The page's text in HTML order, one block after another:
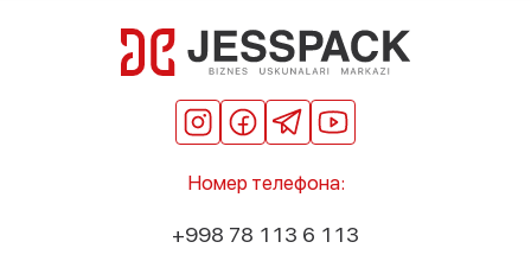
Номер телефона:
+998 78 113 6 113